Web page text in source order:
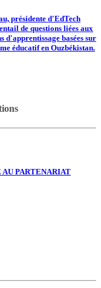
présidente d'EdTech
de questions liées aux
d'apprentissage basées sur
éducatif en Ouzbékistan.
AU PARTENARIAT